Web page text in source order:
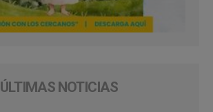
ÚLTIMAS NOTICIAS